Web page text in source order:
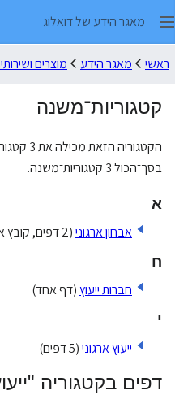
מאגר הידע של דואלוג
ראשי מאגר הידע מוצרים
קטגוריות־משנה
בסך־הכול 3 קטגוריות־משנה.
א
אבחון ארגוני(2 דפים, קובץ אחד)
ח
חברות ייעוץ(דף אחד)
י
ייעוץ ארגוני(5 דפים)
דפים בקטגוריה